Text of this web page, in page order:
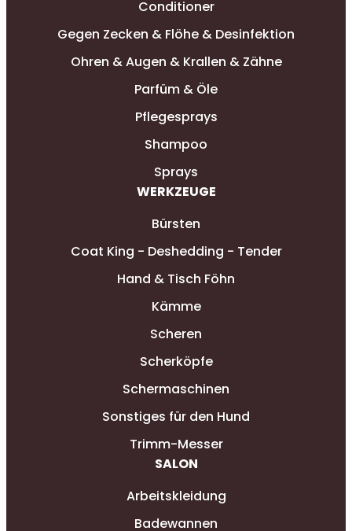
Conditioner
Gegen Zecken & Flöhe & Desinfektion
Ohren & Augen & Krallen & Zähne
Parfüm & Öle
Pflegesprays
Shampoo
Sprays
WERKZEUGE
Bürsten
Coat King - Deshedding - Tender
Hand & Tisch Föhn
Kämme
Scheren
Scherköpfe
Schermaschinen
Sonstiges für den Hund
Trimm-Messer
SALON
Arbeitskleidung
Badewannen